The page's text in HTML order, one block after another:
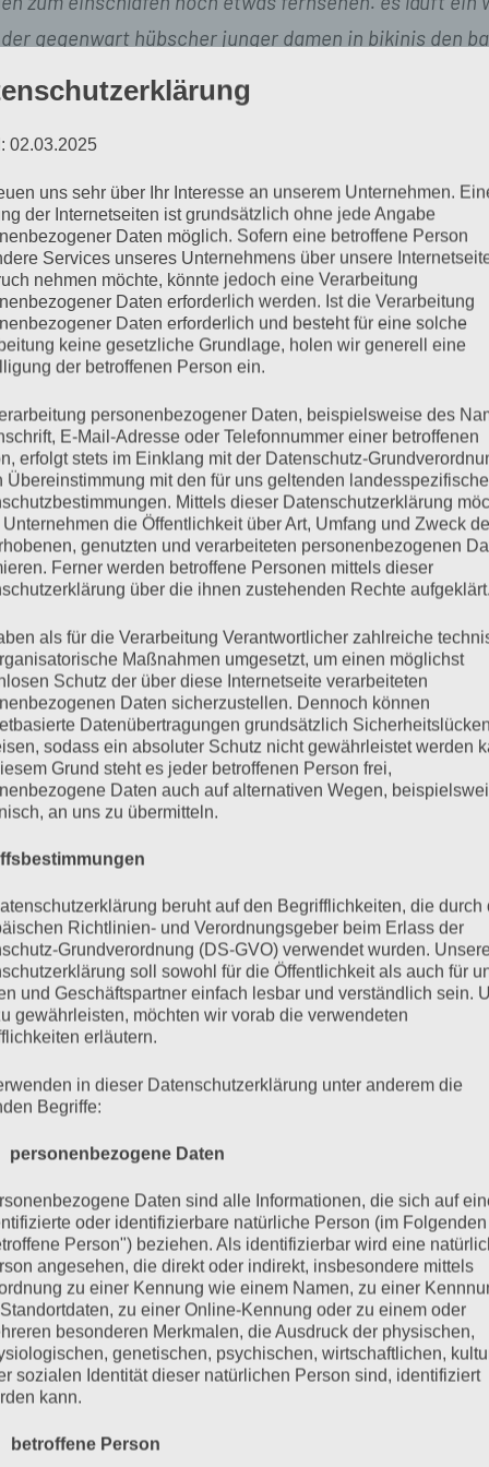
gegenwart hübscher junger damen in bikinis den
ich auch immer.“
einziehst, wenn du eine schöne frau siehst.“
ich das.“
beschämt):„ich kann nichts dafür. das ist ein reflex.“
zukünftig bloß machen, wenn es eine schöne frau
werden alle schönen frauen das tier jetzt nur noch
wieder die papiermülltonne auf den kopf, um
sie in der nächsten folge von „die liebste & das
entfärbt
März 31, 2005
das tier schleicht sich von hinten an, küsst
ja widerlich!“
denn?!“
„das stinkt voll nach chlor … und ich
02.03.2025
uns sehr über Ihr Interesse an unserem Unternehmen.
der Internetseiten ist grundsätzlich ohne jede Angabe
Daten möglich. Sofern eine betroffene Person
Services unseres Unternehmens über unsere
nehmen möchte, könnte jedoch eine Verarbeitung
Daten erforderlich werden. Ist die Verarbeitung
Daten erforderlich und besteht für eine solche
keine gesetzliche Grundlage, holen wir generell eine
der betroffenen Person ein.
personenbezogener Daten, beispielsweise des
E-Mail-Adresse oder Telefonnummer einer betroffenen
erfolgt stets im Einklang mit der Datenschutz-
Übereinstimmung mit den für uns geltenden
Mittels dieser Datenschutzerklärung
Unternehmen die Öffentlichkeit über Art, Umfang und Zweck
genutzten und verarbeiteten personenbezogenen
Ferner werden betroffene Personen mittels dieser
über die ihnen zustehenden Rechte aufgeklärt.
als für die Verarbeitung Verantwortlicher zahlreiche
Maßnahmen umgesetzt, um einen möglichst
Schutz der über diese Internetseite verarbeiteten
Daten sicherzustellen. Dennoch können
Datenübertragungen grundsätzlich Sicherheitslücken
sodass ein absoluter Schutz nicht gewährleistet werden
Grund steht es jeder betroffenen Person frei,
Daten auch auf alternativen Wegen,
an uns zu übermitteln.
beruht auf den Begrifflichkeiten, die durch
Richtlinien- und Verordnungsgeber beim Erlass der
Grundverordnung (DS-GVO) verwendet wurden. Unsere
soll sowohl für die Öffentlichkeit als auch für
und Geschäftspartner einfach lesbar und verständlich sein.
gewährleisten, möchten wir vorab die verwendeten
erläutern.
in dieser Datenschutzerklärung unter anderem die
Begriffe:
Daten
Daten sind alle Informationen, die sich auf
oder identifizierbare natürliche Person (im Folgenden
Person") beziehen. Als identifizierbar wird eine
angesehen, die direkt oder indirekt, insbesondere mittels
zu einer Kennung wie einem Namen, zu einer
zu einer Online-Kennung oder zu einem oder
besonderen Merkmalen, die Ausdruck der physischen,
genetischen, psychischen, wirtschaftlichen,
sozialen Identität dieser natürlichen Person sind, identifiziert
kann.
betroffene Person